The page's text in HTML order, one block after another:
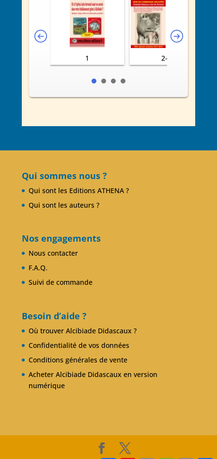
1 2-3
Qui sommes nous ?
Qui sont les Editions ATHENA ?
Qui sont les auteurs ?
Nos engagements
Nous contacter
F.A.Q.
Suivi de commande
Besoin d’aide ?
Où trouver Alcibiade Didascaux ?
Confidentialité de vos données
Conditions générales de vente
Acheter Alcibiade Didascaux en version
numérique